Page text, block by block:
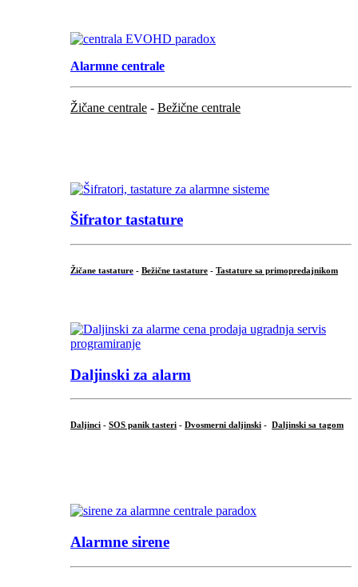
Alarmne centrale
Žičane centrale - Bežične centrale
Šifrator tastature
Žičane tastature - Bežične tastature - Tastature sa primopredajnikom
Daljinski za alarm
Daljinci - SOS panik tasteri - Dvosmerni daljinski - Daljinski sa tagom
Alarmne sirene